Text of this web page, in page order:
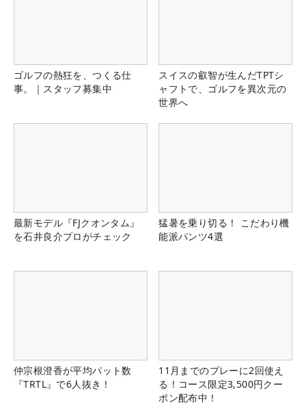
ゴルフの熱狂を、つくる仕
事。｜スタッフ募集中
スイスの叡智が生んだTPTシ
ャフトで、ゴルフを異次元の
世界へ
最新モデル『FJクオンタム』
を石井良介プロがチェック
猛暑を乗り切る！ こだわり機
能派パンツ4選
仲宗根澄香が平均パット数
『TRTL』で6人抜き！
11月までのプレーに2回使え
る！コース限定3,500円クー
ポン配布中！